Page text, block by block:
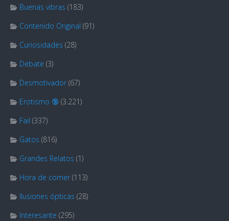
Buenas vibras (183)
Contenido Original (91)
Curiosidades (28)
Debate (3)
Desmotivador (67)
Erotismo 🔞 (3.221)
Fail (337)
Gatos (816)
Grandes Relatos (1)
Hora de comer (113)
Ilusiones ópticas (28)
Interesante (295)